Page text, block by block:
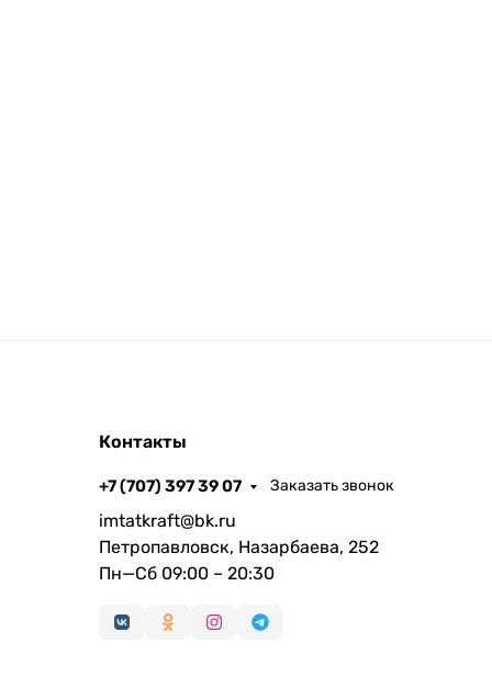
Контакты
+7 (707) 397 39 07 Заказать звонок
imtatkraft@bk.ru
Петропавловск, Назарбаева, 252
Пн—Сб 09:00 – 20:30